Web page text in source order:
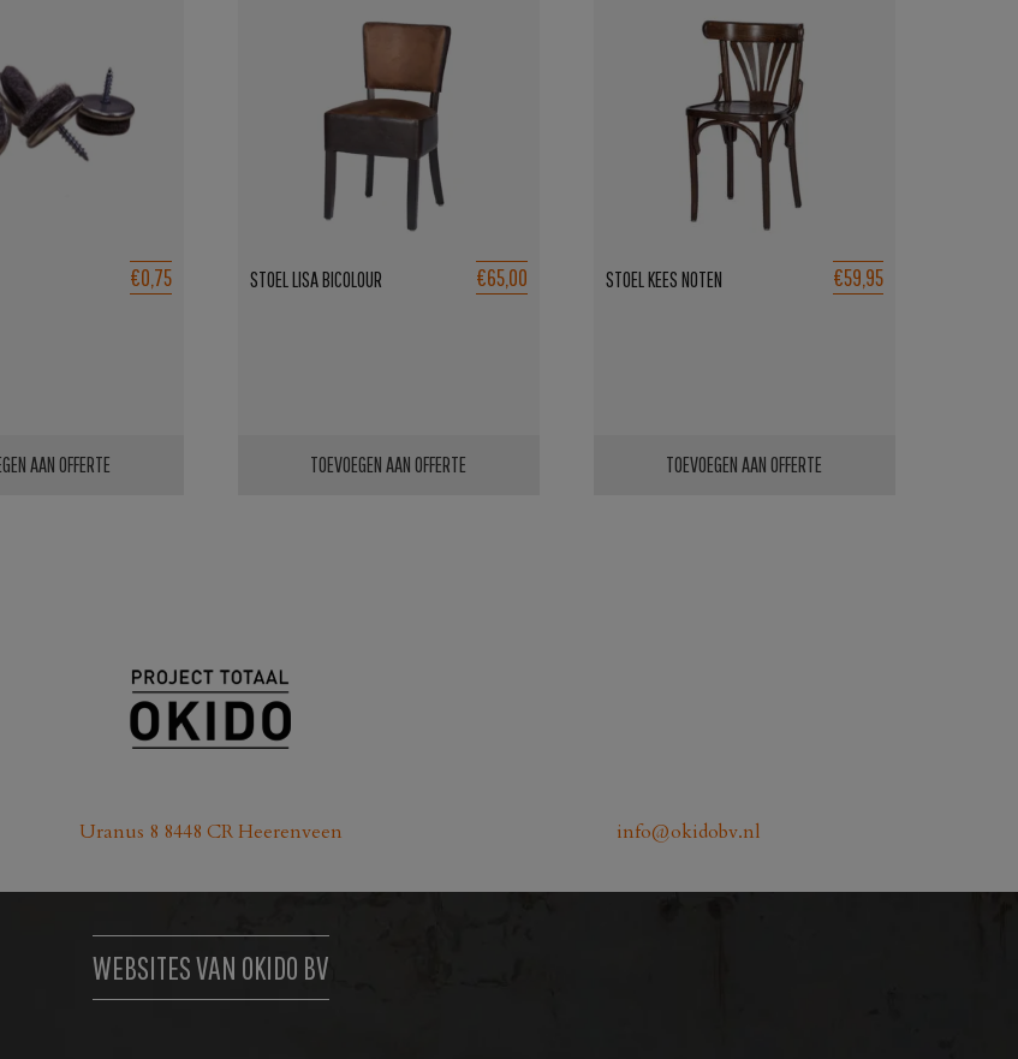
€0,75
AAN OFFERTE
STOEL LISA BICOLOUR €65,00
TOEVOEGEN AAN OFFERTE
STOEL KEES NOTEN €59,95
TOEVOEGEN AAN OFFERTE
Uranus 8 8448 CR Heerenveen info@okidobv.nl
WEBSITES VAN OKIDO BV